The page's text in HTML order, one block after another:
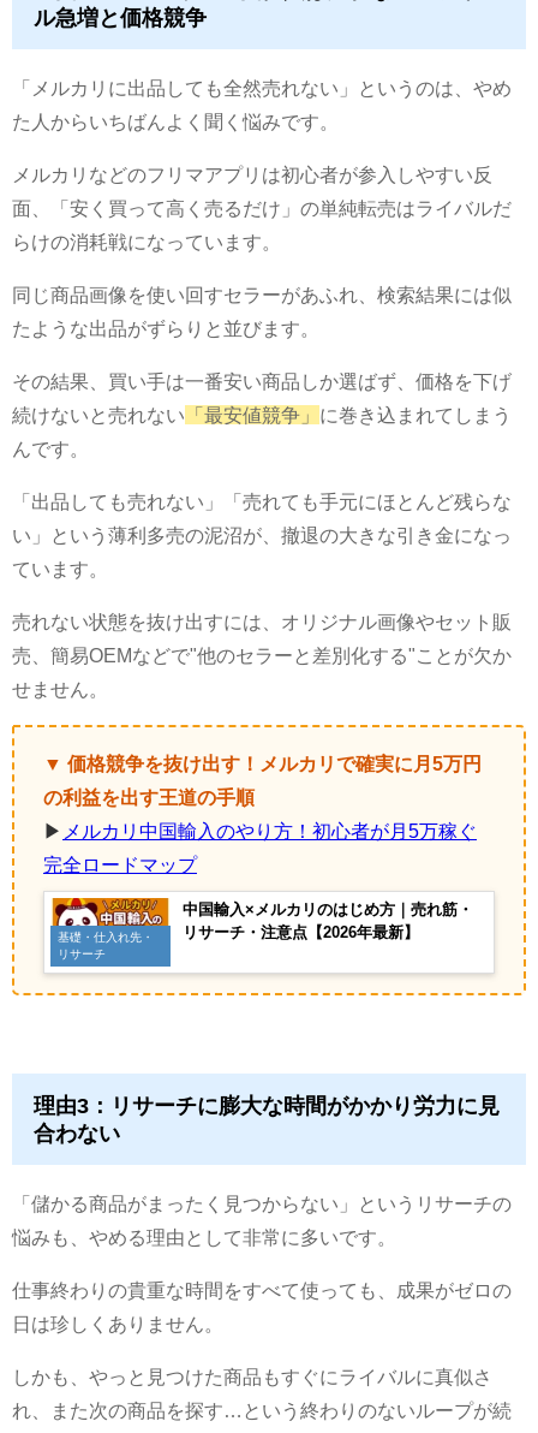
ル急増と価格競争
「メルカリに出品しても全然売れない」というのは、やめ
た人からいちばんよく聞く悩みです。
メルカリなどのフリマアプリは初心者が参入しやすい反
面、「安く買って高く売るだけ」の単純転売はライバルだ
らけの消耗戦になっています。
同じ商品画像を使い回すセラーがあふれ、検索結果には似
たような出品がずらりと並びます。
その結果、買い手は一番安い商品しか選ばず、価格を下げ
続けないと売れない 「最安値競争」 に巻き込まれてしまう
んです。
「出品しても売れない」「売れても手元にほとんど残らな
い」という薄利多売の泥沼が、撤退の大きな引き金になっ
ています。
売れない状態を抜け出すには、オリジナル画像やセット販
売、簡易OEMなどで"他のセラーと差別化する"ことが欠か
せません。
▼ 価格競争を抜け出す！メルカリで確実に月5万円
の利益を出す王道の手順
▶ メルカリ中国輸入のやり方！初心者が月5万稼ぐ
完全ロードマップ
基礎・仕入れ先・
リサーチ
中国輸入×メルカリのはじめ方｜売れ筋・
リサーチ・注意点【2026年最新】
理由3：リサーチに膨大な時間がかかり労力に見
合わない
「儲かる商品がまったく見つからない」というリサーチの
悩みも、やめる理由として非常に多いです。
仕事終わりの貴重な時間をすべて使っても、成果がゼロの
日は珍しくありません。
しかも、やっと見つけた商品もすぐにライバルに真似さ
れ、また次の商品を探す…という終わりのないループが続